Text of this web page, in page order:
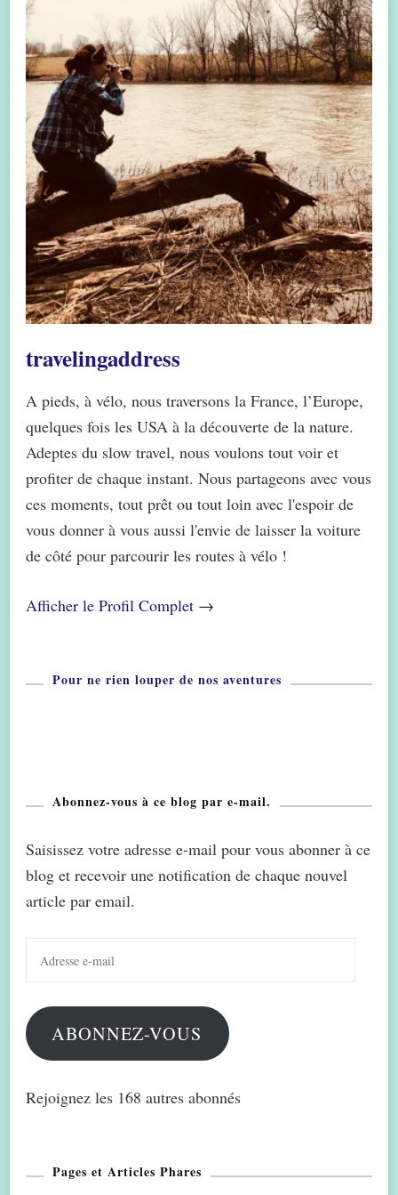
travelingaddress
A pieds, à vélo, nous traversons la France, l’Europe,
quelques fois les USA à la découverte de la nature.
Adeptes du slow travel, nous voulons tout voir et
profiter de chaque instant. Nous partageons avec vous
ces moments, tout prêt ou tout loin avec l'espoir de
vous donner à vous aussi l'envie de laisser la voiture
de côté pour parcourir les routes à vélo !
Afficher le Profil Complet →
Pour ne rien louper de nos aventures
Abonnez-vous à ce blog par e-mail.
Saisissez votre adresse e-mail pour vous abonner à ce
blog et recevoir une notification de chaque nouvel
article par email.
mail
ABONNEZ-VOUS
Rejoignez les 168 autres abonnés
Pages et Articles Phares